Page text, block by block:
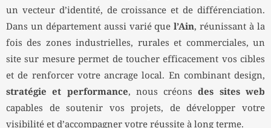
un vecteur d’identité, de croissance et de différenciation.
Dans un département aussi varié quel’Ain, réunissant à la
fois des zones industrielles, rurales et commerciales, un
site sur mesure permet de toucher efficacement vos cibles
et de renforcer votre ancrage local. En combinant design,
stratégie et performance, nous créonsdes sites web
capables de soutenir vos projets, de développer votre
visibilité et d’accompagner votre réussite à long terme.